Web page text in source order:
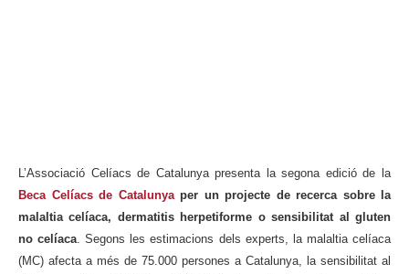
L’Associació Celíacs de Catalunya presenta la segona edició de la
Beca Celíacs de Catalunyaper un projecte de recerca sobre la
malaltia celíaca, dermatitis herpetiforme o sensibilitat al gluten
no celíaca . Segons les estimacions dels experts, la malaltia celíaca
(MC) afecta a més de 75.000 persones a Catalunya, la sensibilitat al